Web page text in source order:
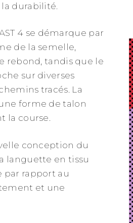
la durabilité.
4 se démarque par
de la semelle,
rebond, tandis que le
sur diverses
tracés. La
forme de talon
la course.
conception du
languette en tissu
par rapport au
et une